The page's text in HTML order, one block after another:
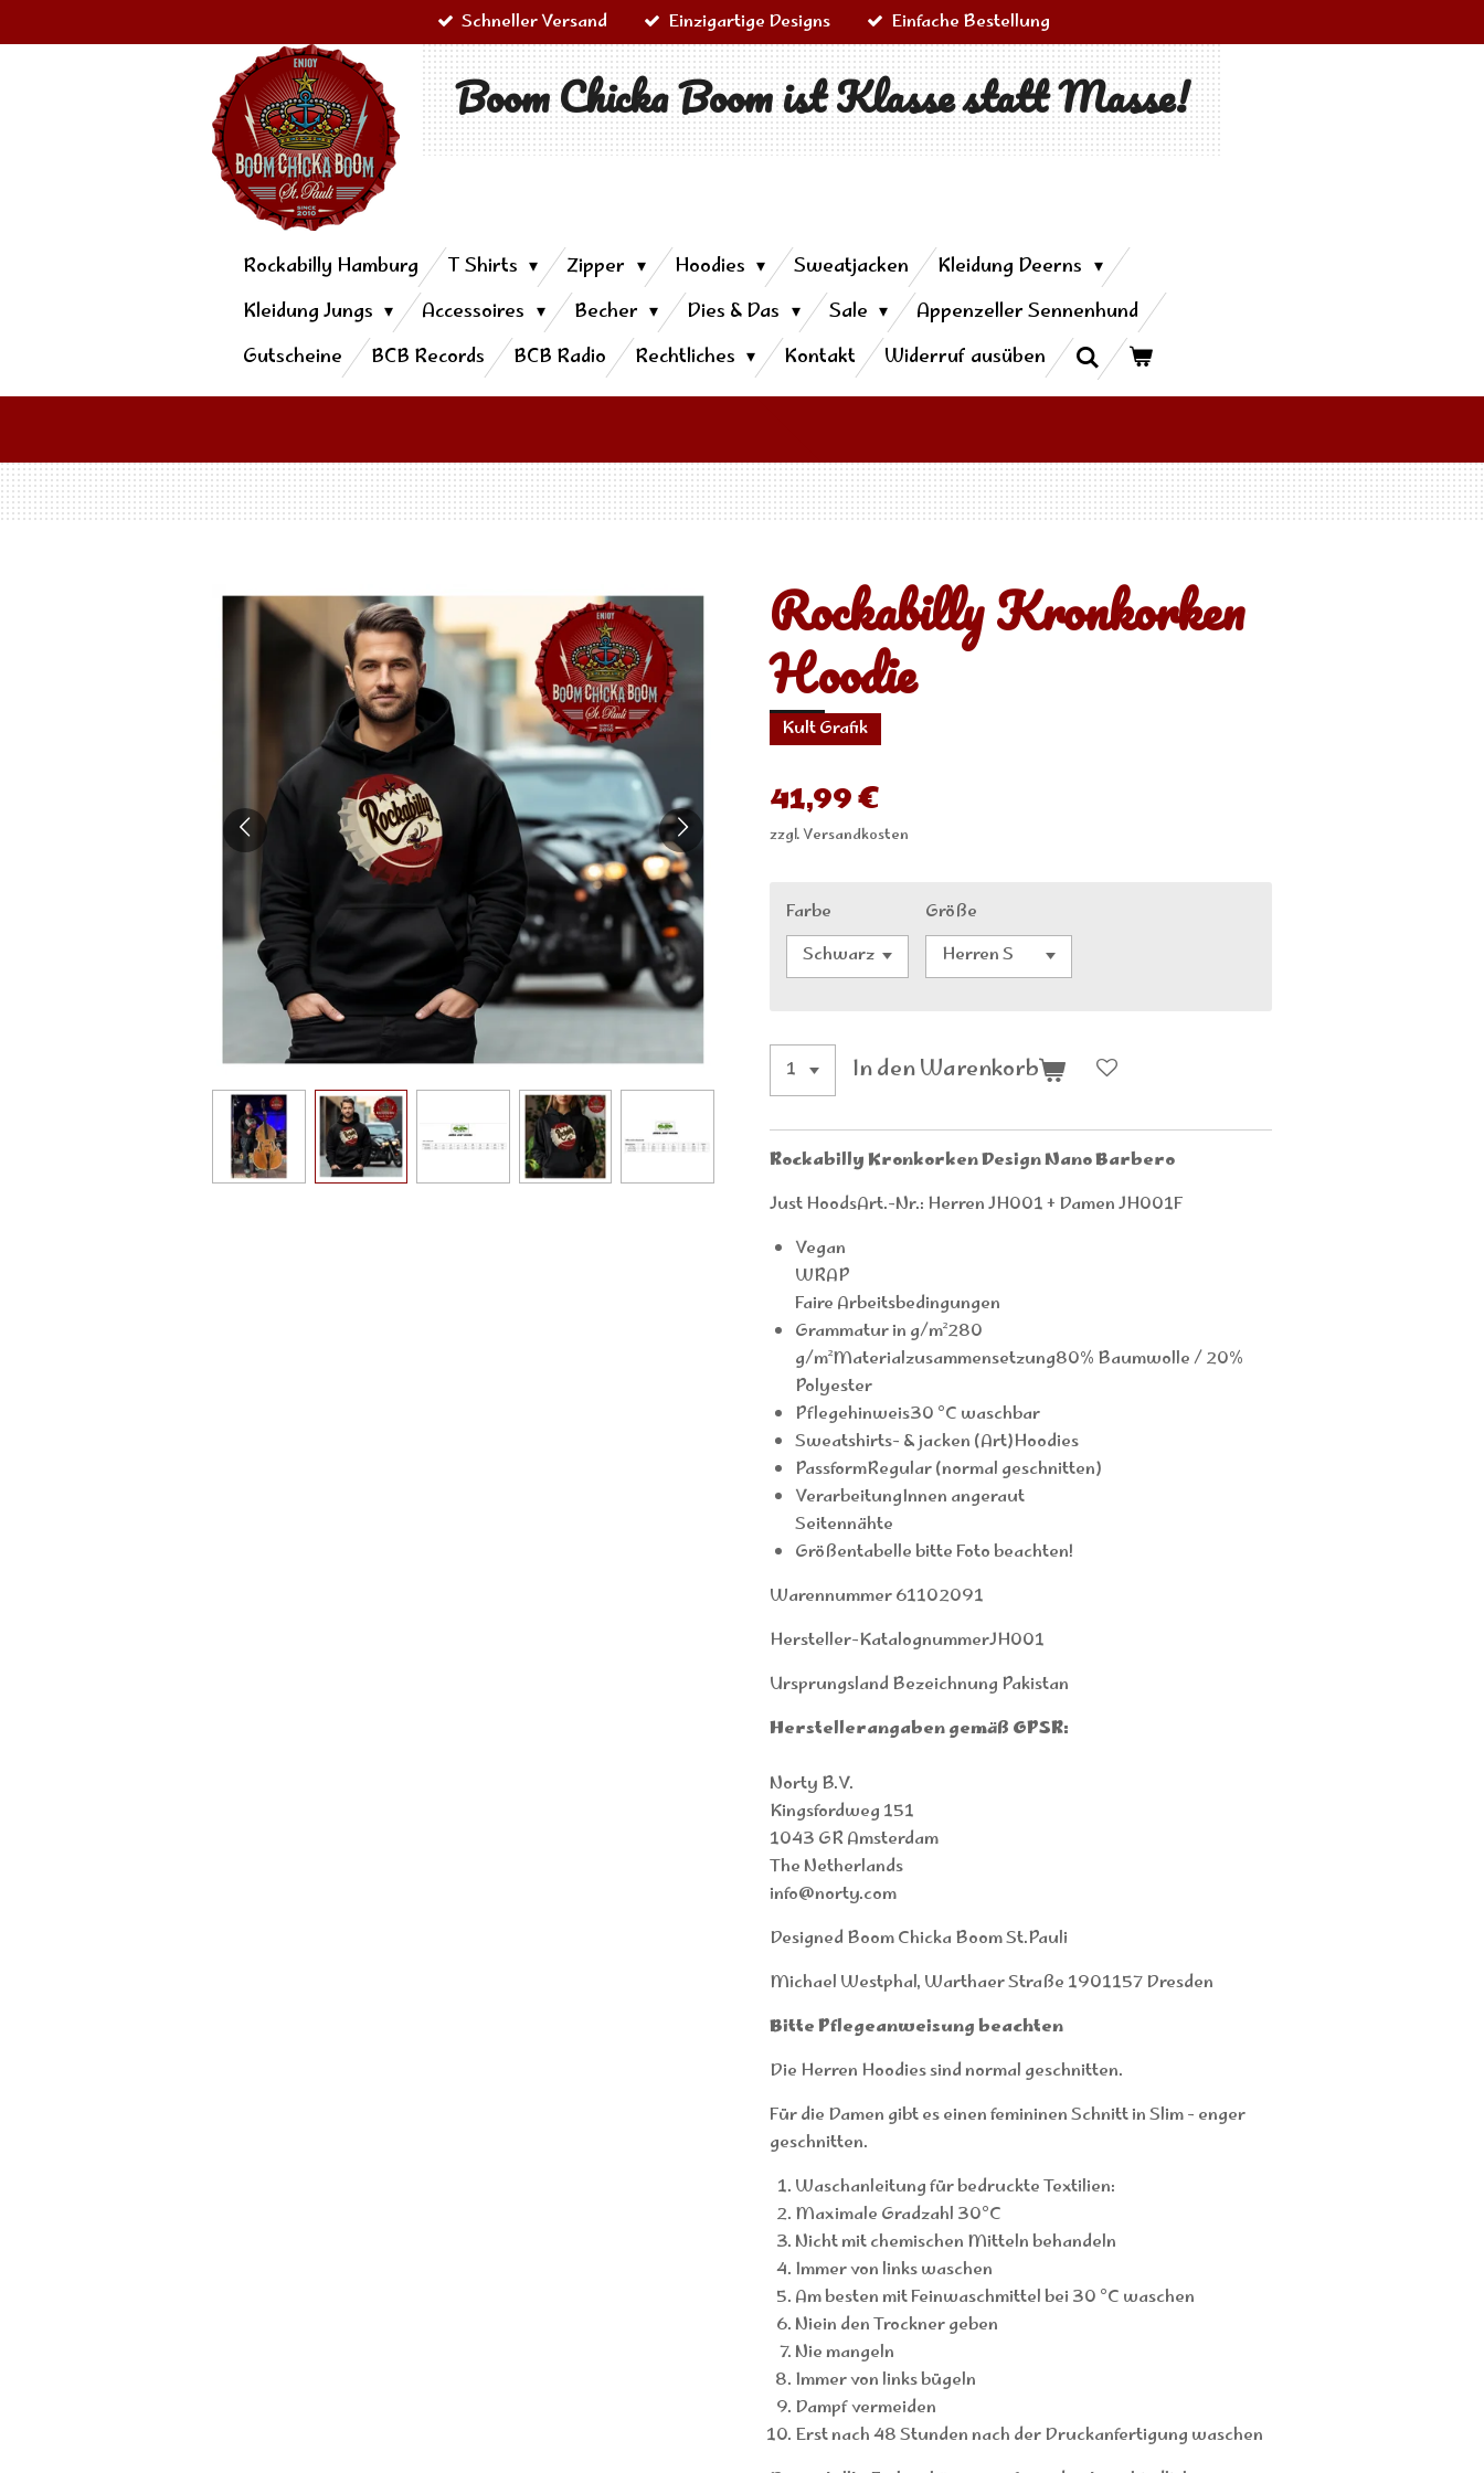
Schneller Versand Einzigartige Designs Einfache Bestellung
Boom Chicka Boom ist Klasse statt Masse!
Rockabilly Hamburg T Shirts Zipper Hoodies Sweatjacken
Kleidung Deerns
Kleidung Jungs
Accessoires Becher Dies & Das Sale
Appenzeller Sennenhund
Gutscheine
BCB Records BCB Radio Rechtliches Kontakt Widerruf ausüben
Rockabilly Kronkorken
Hoodie
Kult Grafik
41,99 €
zzgl. Versandkosten
Farbe Größe
In den Warenkorb
Rockabilly Kronkorken Design Nano Barbero
Just HoodsArt.-Nr.: Herren JH001 + Damen JH001F
Vegan
WRAP
Faire Arbeitsbedingungen
Grammatur in g/m²280
g/m²Materialzusammensetzung80% Baumwolle / 20%
Polyester
Pflegehinweis30 °C waschbar
Sweatshirts- & jacken (Art)Hoodies
PassformRegular (normal geschnitten)
VerarbeitungInnen angeraut
Seitennähte
Größentabelle bitte Foto beachten!
Warennummer 61102091
Hersteller-KatalognummerJH001
Ursprungsland Bezeichnung Pakistan
Herstellerangaben gemäß GPSR:
Norty B.V.
Kingsfordweg 151
1043 GR Amsterdam
The Netherlands
info@norty.com
Designed Boom Chicka Boom St.Pauli
Michael Westphal, Warthaer Straße 1901157 Dresden
Bitte Pflegeanweisung beachten
Die Herren Hoodies sind normal geschnitten.
Für die Damen gibt es einen femininen Schnitt in Slim - enger
geschnitten.
Waschanleitung für bedruckte Textilien:
Maximale Gradzahl 30°C
Nicht mit chemischen Mitteln behandeln
Immer von links waschen
Am besten mit Feinwaschmittel bei 30 °C waschen
Niein den Trockner geben
Nie mangeln
Immer von links bügeln
Dampf vermeiden
Erst nach 48 Stunden nach der Druckanfertigung waschen